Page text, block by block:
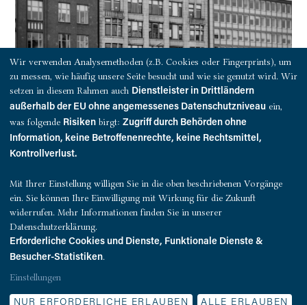
© Quest Investment Partners. Alle Rechte vorbehalten.
Wir verwenden Analysemethoden (z.B. Cookies oder Fingerprints), um
zu messen, wie häufig unsere Seite besucht und wie sie genutzt wird. Wir
setzen in diesem Rahmen auch Dienstleister in Drittländern
außerhalb der EU ohne angemessenes Datenschutzniveau ein,
was folgende Risiken birgt: Zugriff durch Behörden ohne
Information, keine Betroffenenrechte, keine Rechtsmittel,
Kontrollverlust.
Mit Ihrer Einstellung willigen Sie in die oben beschriebenen Vorgänge
ein. Sie können Ihre Einwilligung mit Wirkung für die Zukunft
widerrufen. Mehr Informationen finden Sie in unserer
Datenschutzerklärung.
Erforderliche Cookies und Dienste, Funktionale Dienste &
Besucher-Statistiken.
Einstellungen